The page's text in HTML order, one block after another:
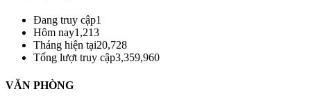
Đang truy cập1
Hôm nay1,213
Tháng hiện tại20,728
Tổng lượt truy cập3,359,960
VĂN PHÒNG